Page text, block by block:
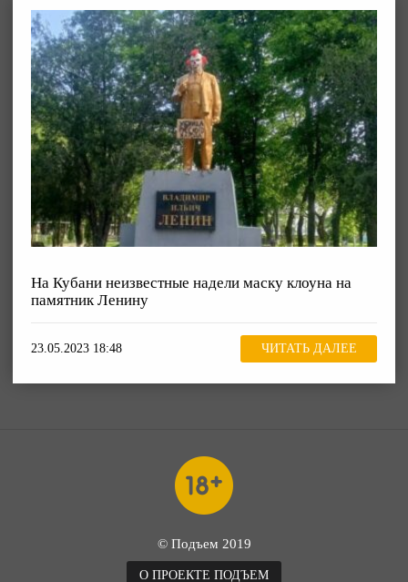
На Кубани неизвестные надели маску клоуна на
памятник Ленину
23.05.2023 18:48 ЧИТАТЬ ДАЛЕЕ
© Подъем 2019
О ПРОЕКТЕ ПОДЪЕМ